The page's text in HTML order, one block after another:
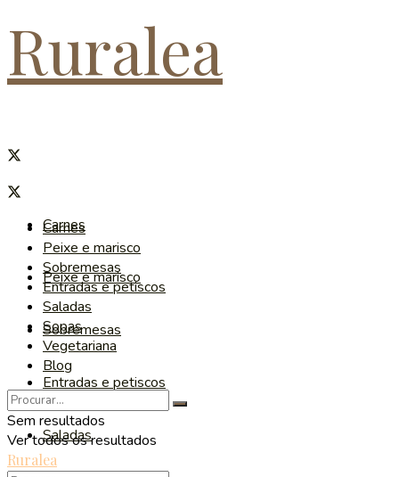
Ruralea
Carnes
Peixe e marisco
Sobremesas
Entradas e petiscos
Saladas
Carnes
Peixe e marisco
Sobremesas
Entradas e petiscos
Saladas
Sopas
Vegetariana
Blog
Sem resultados
Ver todos os resultados
Ruralea